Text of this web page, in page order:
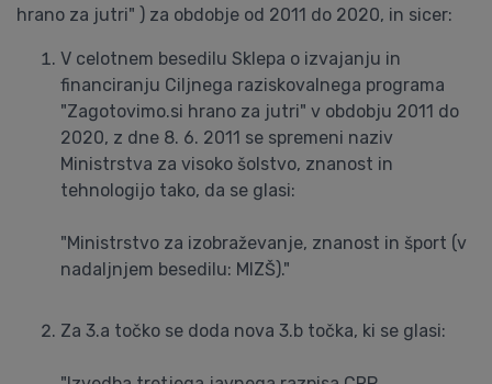
hrano za jutri" ) za obdobje od 2011 do 2020, in sicer:
V celotnem besedilu Sklepa o izvajanju in
financiranju Ciljnega raziskovalnega programa
"Zagotovimo.si hrano za jutri" v obdobju 2011 do
2020, z dne 8. 6. 2011 se spremeni naziv
Ministrstva za visoko šolstvo, znanost in
tehnologijo tako, da se glasi:
"Ministrstvo za izobraževanje, znanost in šport (v
nadaljnjem besedilu: MIZŠ)."
Za 3.a točko se doda nova 3.b točka, ki se glasi: